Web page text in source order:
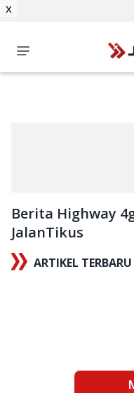
Berita Highway
JalanTikus
ARTIKEL TERBARU
x